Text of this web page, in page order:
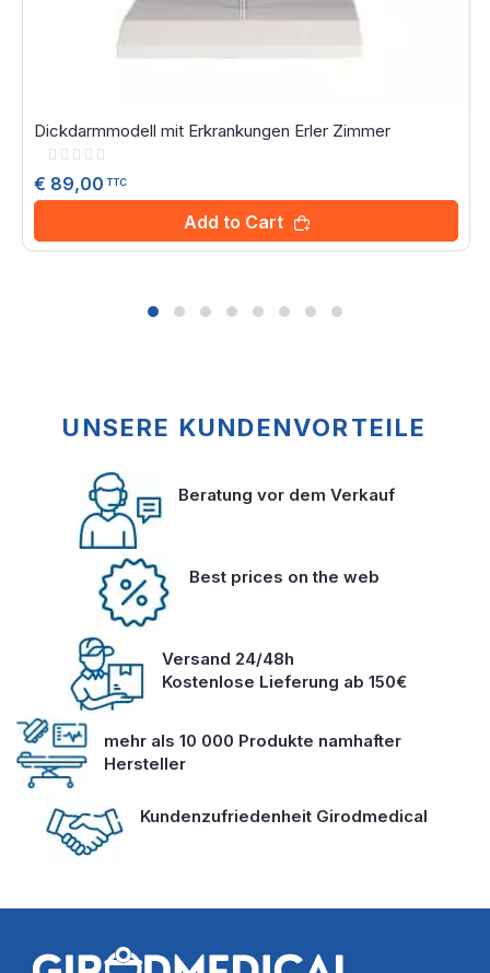
Dickdarmmodell mit Erkrankungen Erler Zimmer
Rating:
€ 89,00 TTC
Add to Cart
UNSERE KUNDENVORTEILE
Beratung vor dem Verkauf
Best prices on the web
Versand 24/48h
Kostenlose Lieferung ab 150€
mehr als 10 000 Produkte namhafter
Hersteller
Kundenzufriedenheit Girodmedical